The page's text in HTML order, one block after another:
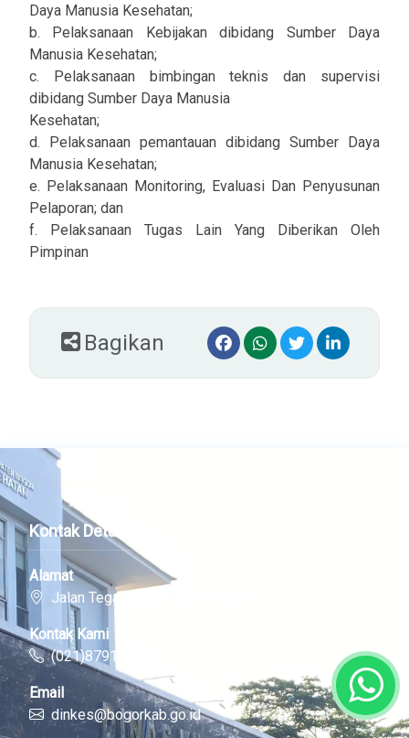
Daya Manusia Kesehatan;
b. Pelaksanaan Kebijakan dibidang Sumber Daya
Manusia Kesehatan;
c. Pelaksanaan bimbingan teknis dan supervisi
dibidang Sumber Daya Manusia
Kesehatan;
d. Pelaksanaan pemantauan dibidang Sumber Daya
Manusia Kesehatan;
e. Pelaksanaan Monitoring, Evaluasi Dan Penyusunan
Pelaporan; dan
f. Pelaksanaan Tugas Lain Yang Diberikan Oleh
Pimpinan
Bagikan
Kontak Detail
Alamat
Jalan Tegar Beriman, Cibinong
Kontak Kami
(021)87912518
Email
dinkes@bogorkab.go.id